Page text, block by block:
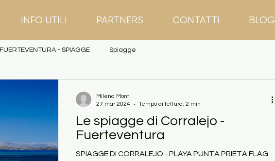
INFO UTILI PARTNERS CONTATTI BLOG
FUERTEVENTURA - SPIAGGE Spiagge
Le spiagge di Corralejo -
Fuerteventura
SPIAGGE DI CORRALEJO - PLAYA PUNTA PRIETA FLAG
Milena Monti
27 mar 2024
Tempo di lettura: 2 min